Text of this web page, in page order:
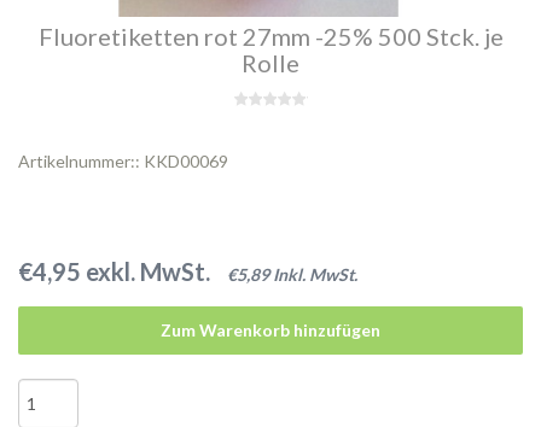
Fluoretiketten rot 27mm -25% 500 Stck. je
Rolle
Artikelnummer:: KKD00069
€4,95 exkl. MwSt. €5,89 Inkl. MwSt.
Zum Warenkorb hinzufügen